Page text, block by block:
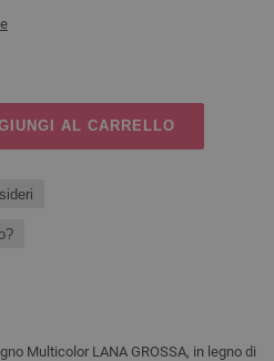
AL CARRELLO
Multicolor LANA GROSSA, in legno di